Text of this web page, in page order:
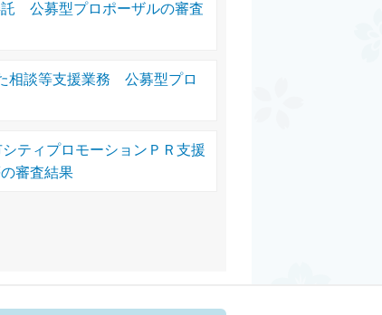
公募型プロポーザルの審査
相談等支援業務 公募型プロ
ティプロモーションＰＲ支援
審査結果